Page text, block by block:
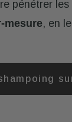
pénétrer
mesure, en